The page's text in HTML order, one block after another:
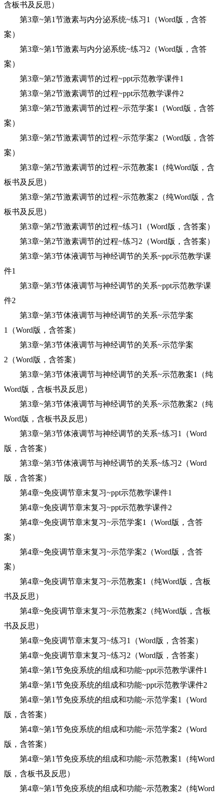
含板书及反思）
第3章~第1节激素与内分泌系统~练习1（Word版，含答
案）
第3章~第1节激素与内分泌系统~练习2（Word版，含答
案）
第3章~第2节激素调节的过程~ppt示范教学课件1
第3章~第2节激素调节的过程~ppt示范教学课件2
第3章~第2节激素调节的过程~示范学案1（Word版，含答
案）
第3章~第2节激素调节的过程~示范学案2（Word版，含答
案）
第3章~第2节激素调节的过程~示范教案1（纯Word版，含
板书及反思）
第3章~第2节激素调节的过程~示范教案2（纯Word版，含
板书及反思）
第3章~第2节激素调节的过程~练习1（Word版，含答案）
第3章~第2节激素调节的过程~练习2（Word版，含答案）
第3章~第3节体液调节与神经调节的关系~ppt示范教学课
件1
第3章~第3节体液调节与神经调节的关系~ppt示范教学课
件2
第3章~第3节体液调节与神经调节的关系~示范学案
1（Word版，含答案）
第3章~第3节体液调节与神经调节的关系~示范学案
2（Word版，含答案）
第3章~第3节体液调节与神经调节的关系~示范教案1（纯
Word版，含板书及反思）
第3章~第3节体液调节与神经调节的关系~示范教案2（纯
Word版，含板书及反思）
第3章~第3节体液调节与神经调节的关系~练习1（Word
版，含答案）
第3章~第3节体液调节与神经调节的关系~练习2（Word
版，含答案）
第4章~免疫调节章末复习~ppt示范教学课件1
第4章~免疫调节章末复习~ppt示范教学课件2
第4章~免疫调节章末复习~示范学案1（Word版，含答
案）
第4章~免疫调节章末复习~示范学案2（Word版，含答
案）
第4章~免疫调节章末复习~示范教案1（纯Word版，含板
书及反思）
第4章~免疫调节章末复习~示范教案2（纯Word版，含板
书及反思）
第4章~免疫调节章末复习~练习1（Word版，含答案）
第4章~免疫调节章末复习~练习2（Word版，含答案）
第4章~第1节免疫系统的组成和功能~ppt示范教学课件1
第4章~第1节免疫系统的组成和功能~ppt示范教学课件2
第4章~第1节免疫系统的组成和功能~示范学案1（Word
版，含答案）
第4章~第1节免疫系统的组成和功能~示范学案2（Word
版，含答案）
第4章~第1节免疫系统的组成和功能~示范教案1（纯Word
版，含板书及反思）
第4章~第1节免疫系统的组成和功能~示范教案2（纯Word